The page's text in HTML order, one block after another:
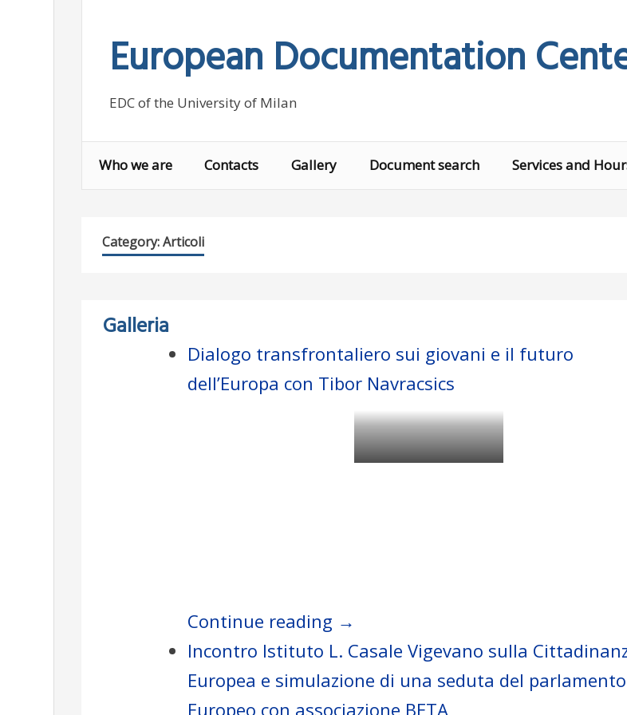
contentEuropean Documentation
EDC of the University of Milan
Who we are Contacts Gallery Document search Services and
Category:Articoli
Galleria
Dialogo transfrontaliero sui giovani e il futuro
dell’Europa con Tibor Navracsics
Continue reading →
Incontro Istituto L. Casale Vigevano sulla
Europea e simulazione di una seduta del parlamento
Europeo con associazione BETA